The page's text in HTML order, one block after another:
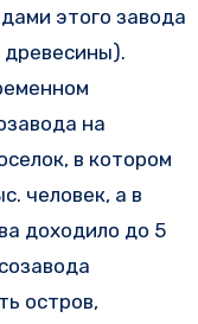
этого завода
древесины).
на
в котором
человек, а в
доходило до 5
остров,